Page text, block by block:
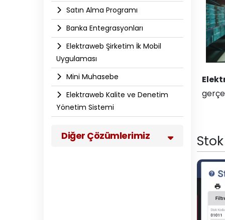
Satın Alma Programı
Banka Entegrasyonları
Elektraweb Şirketim İk Mobil
Uygulaması
Mini Muhasebe
Elektraweb Kalite ve Denetim
Yönetim Sistemi
Diğer Çözümlerimiz